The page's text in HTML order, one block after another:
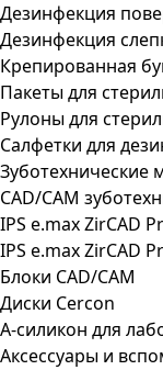
Дезинфекция
Дезинфекция
Крепированная
Пакеты для
Рулоны для
Салфетки для
Зуботехнические
CAD/CAM
IPS e.max ZirCAD
IPS e.max ZirCAD
Блоки CAD/CAM
Диски Cercon
А-силикон для
Аксессуары и